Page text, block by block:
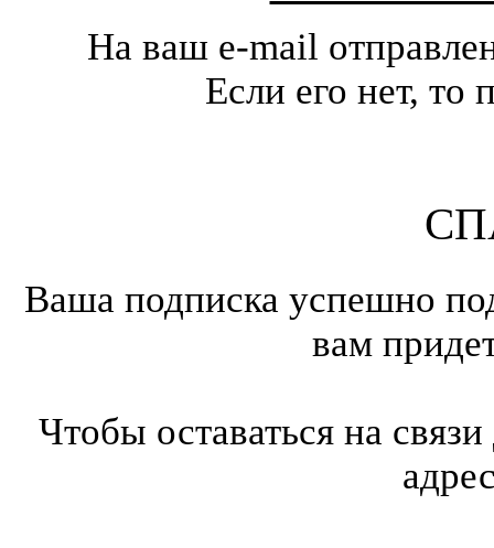
На ваш e-mail
Если его нет,
Ваша подписка успешно
вам
Чтобы оставаться на